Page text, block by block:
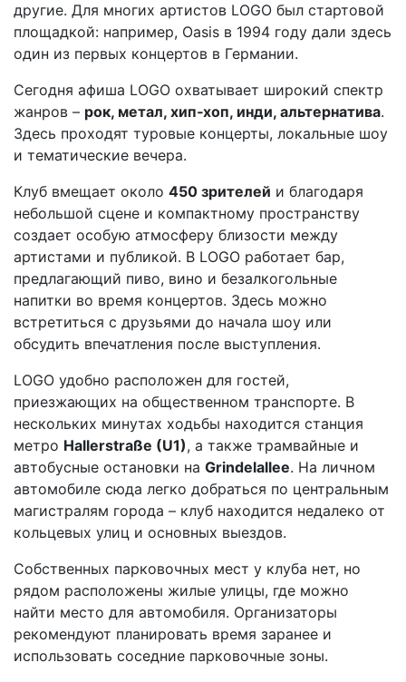
другие. Для многих артистов LOGO был стартовой
площадкой: например, Oasis в 1994 году дали здесь
один из первых концертов в Германии.
Сегодня афиша LOGO охватывает широкий спектр
жанров – рок, метал, хип‑хоп, инди, альтернатива.
Здесь проходят туровые концерты, локальные шоу
и тематические вечера.
Клуб вмещает около 450 зрителей и благодаря
небольшой сцене и компактному пространству
создает особую атмосферу близости между
артистами и публикой. В LOGO работает бар,
предлагающий пиво, вино и безалкогольные
напитки во время концертов. Здесь можно
встретиться с друзьями до начала шоу или
обсудить впечатления после выступления.
LOGO удобно расположен для гостей,
приезжающих на общественном транспорте. В
нескольких минутах ходьбы находится станция
метро Hallerstraße (U1), а также трамвайные и
автобусные остановки на Grindelallee. На личном
автомобиле сюда легко добраться по центральным
магистралям города – клуб находится недалеко от
кольцевых улиц и основных выездов.
Собственных парковочных мест у клуба нет, но
рядом расположены жилые улицы, где можно
найти место для автомобиля. Организаторы
рекомендуют планировать время заранее и
использовать соседние парковочные зоны.